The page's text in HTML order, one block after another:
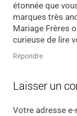
étonnée que
marques très
Mariage Frères
curieuse de lire
Répondre
Laisser un
Votre adresse